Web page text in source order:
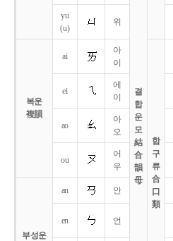
결
합
운
모
結
合
韻
母
yu
(u)
위
복운
複韻
ai
아
이
합
구
류
合
口
類
ei
에
이
ao
아
오
ou
어
우
부성운
an 안
en 언